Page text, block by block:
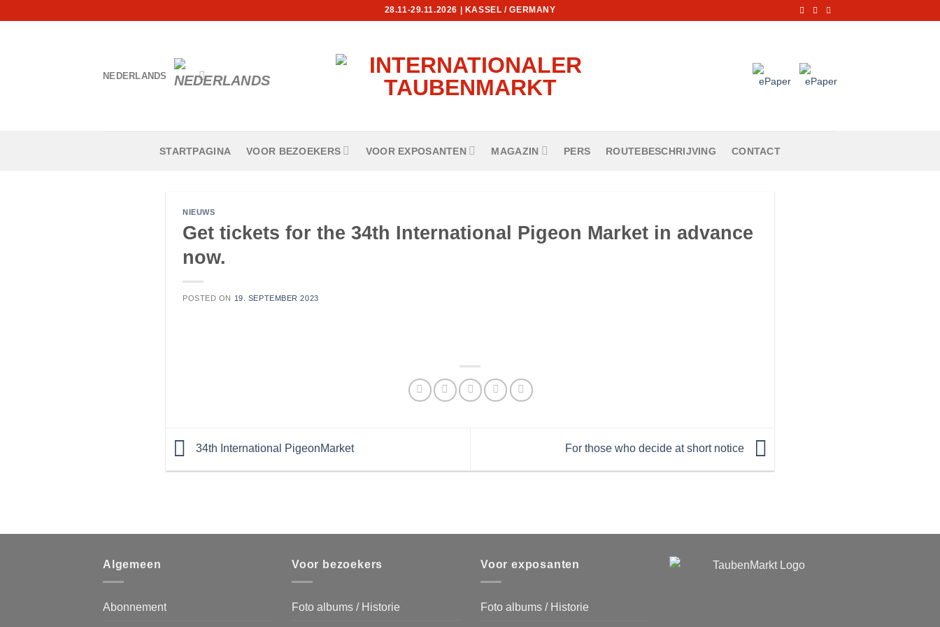
28.11-29.11.2026 | KASSEL / GERMANY
NEDERLANDS
STARTPAGINA VOOR BEZOEKERS VOOR EXPOSANTEN MAGAZIN PERS ROUTEBESCHRIJVING CONTACT
NIEUWS
Get tickets for the 34th International Pigeon Market in advance
now.
POSTED ON 19. SEPTEMBER 2023
34th International PigeonMarket For those who decide at short notice
Algemeen
Abonnement
Voor bezoekers
Foto albums / Historie
Voor exposanten
Foto albums / Historie